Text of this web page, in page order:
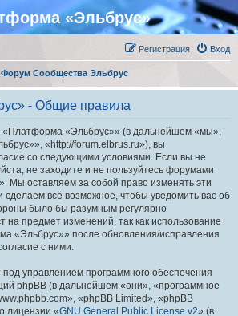
«Эльбрус»
Вход
Регистрация
Форум Сообщества Эльбрус
- Общие правила
«Эльбрус»» (в дальнейшем «мы»,
«http://forum.elbrus.ru»), вы
со следующими условиями. Если вы не
не заходите и не пользуйтесь форумами
Мы оставляем за собой право изменять эти
всё возможное, чтобы уведомить вас об
было бы разумным регулярно
на предмет изменений, так как использование
«Эльбрус»» после обновления/исправления
с ними.
управлением программного обеспечения
phpBB (в дальнейшем «они», «программное
«phpBB Limited», «phpBB
лицензии «GNU General Public License v2» (в